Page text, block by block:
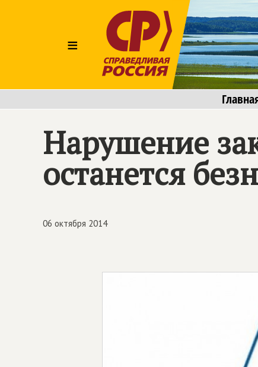
≡
Нарушение
останется
06 октября 2014